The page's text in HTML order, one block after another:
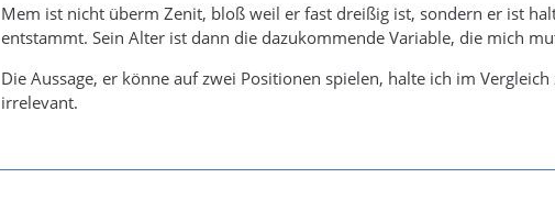
Mem ist nicht überm Zenit, bloß weil er fast dreißig ist, sondern er ist
entstammt. Sein Alter ist dann die dazukommende Variable, die mich
Die Aussage, er könne auf zwei Positionen spielen, halte ich im
irrelevant.